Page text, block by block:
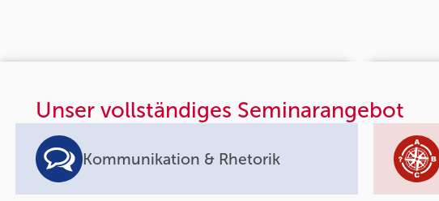
Unser vollständiges Seminarangebot
Kommunikation & Rhetorik